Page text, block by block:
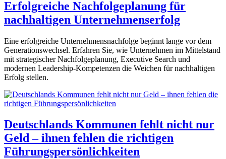
Erfolgreiche Nachfolgeplanung für
nachhaltigen Unternehmenserfolg
Eine erfolgreiche Unternehmensnachfolge beginnt lange vor dem
Generationswechsel. Erfahren Sie, wie Unternehmen im Mittelstand
mit strategischer Nachfolgeplanung, Executive Search und
modernen Leadership-Kompetenzen die Weichen für nachhaltigen
Erfolg stellen.
Deutschlands Kommunen fehlt nicht nur
Geld – ihnen fehlen die richtigen
Führungspersönlichkeiten